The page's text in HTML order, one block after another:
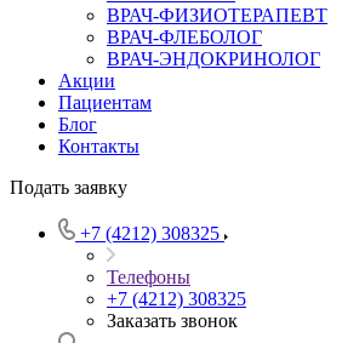
ВРАЧ-ФИЗИОТЕРАПЕВТ
ВРАЧ-ФЛЕБОЛОГ
ВРАЧ-ЭНДОКРИНОЛОГ
Акции
Пациентам
Блог
Контакты
Подать заявку
+7 (4212) 308325
Телефоны
+7 (4212) 308325
Заказать звонок